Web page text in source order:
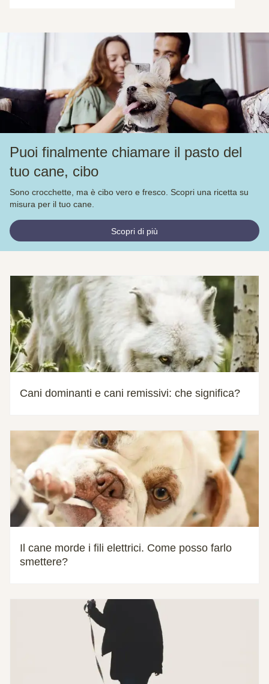
Puoi finalmente chiamare il pasto del
tuo cane, cibo
Sono crocchette, ma è cibo vero e fresco. Scopri una ricetta su
misura per il tuo cane.
Scopri di più
Cani dominanti e cani remissivi: che significa?
Il cane morde i fili elettrici. Come posso farlo
smettere?